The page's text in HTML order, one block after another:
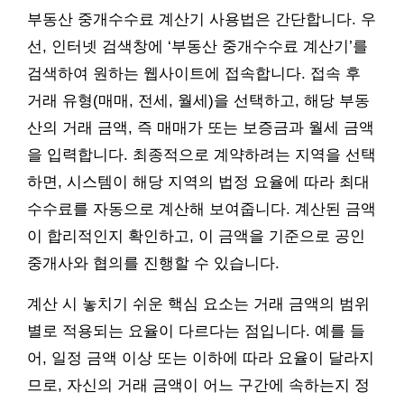
부동산 중개수수료 계산기 사용법은 간단합니다. 우
선, 인터넷 검색창에 ‘부동산 중개수수료 계산기’를
검색하여 원하는 웹사이트에 접속합니다. 접속 후
거래 유형(매매, 전세, 월세)을 선택하고, 해당 부동
산의 거래 금액, 즉 매매가 또는 보증금과 월세 금액
을 입력합니다. 최종적으로 계약하려는 지역을 선택
하면, 시스템이 해당 지역의 법정 요율에 따라 최대
수수료를 자동으로 계산해 보여줍니다. 계산된 금액
이 합리적인지 확인하고, 이 금액을 기준으로 공인
중개사와 협의를 진행할 수 있습니다.
계산 시 놓치기 쉬운 핵심 요소는 거래 금액의 범위
별로 적용되는 요율이 다르다는 점입니다. 예를 들
어, 일정 금액 이상 또는 이하에 따라 요율이 달라지
므로, 자신의 거래 금액이 어느 구간에 속하는지 정